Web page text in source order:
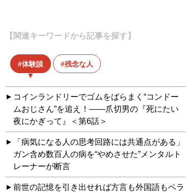
【関連キーワードから記事を探す】
体験談 残念な人
コインランドリーでゴムをばらまく“コンドー
ムおじさん”を追え！――爪切男の『死にたい
夜にかぎって』＜第6話＞
「病気になる人の思考回路には共通点がある」
ガン含め数百人の病を“やめさせた”メンタルト
レーナーが断言
前世の記憶を引き出せれば方言も外国語もペラ